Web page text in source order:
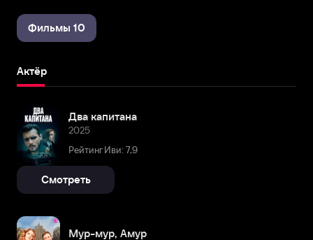
Фильмы 10
Актёр
Два капитана
2025
Рейтинг Иви: 7,9
Смотреть
Мур-мур, Амур